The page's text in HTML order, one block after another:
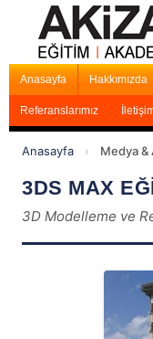
Anasayfa Hakkımızda
Referanslarımız
Anasayfa › Medya &
3DS MAX
3D Modelleme ve